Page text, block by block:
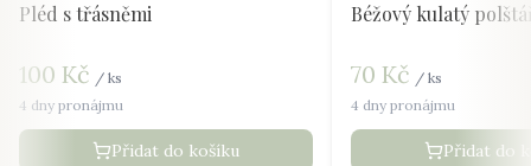
Pléd s třásněmi
100 Kč / ks
4 dny pronájmu
Přidat do košíku
Béžový kulatý
70 Kč / ks
4 dny pronájmu
Přidat do